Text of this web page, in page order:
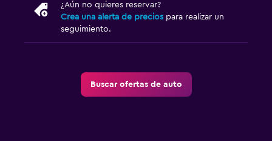
¿Aún no quieres reservar?
Crea una alerta de precios para realizar un
seguimiento.
Buscar ofertas de auto